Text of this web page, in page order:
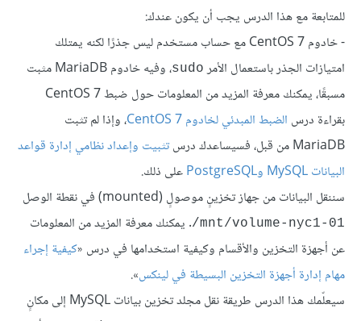
للمتابعة مع هذا الدرس يجب أن يكون عندك:
- خادوم CentOS 7 مع حساب مستخدم ليس جذرًا لكنه يمتلك
امتيازات الجذر باستعمال الأمر sudo
، وفيه خادوم MariaDB مثبت
مسبقًا، يمكنك معرفة المزيد من المعلومات حول ضبط CentOS 7
بقراءة درس الضبط المبدئي لخادوم CentOS 7
، وإذا لم تثبت
MariaDB من قبل، فسيساعدك درس
تثبيت وإعداد نظامي إدارة قواعد
البيانات MySQL وPostgreSQL
على ذلك.
سننقل البيانات من جهاز تخزينٍ موصولٍ (mounted) في نقطة الوصل
‎/mnt/volume-nyc1-01. يمكنك معرفة المزيد من المعلومات
عن أجهزة التخزين والأقسام وكيفية استخدامها في درس «كيفية إجراء
مهام إدارة أجهزة التخزين البسيطة في لينكس».
سيعلّمك هذا الدرس طريقة نقل مجلد تخزين بيانات MySQL إلى مكانٍ